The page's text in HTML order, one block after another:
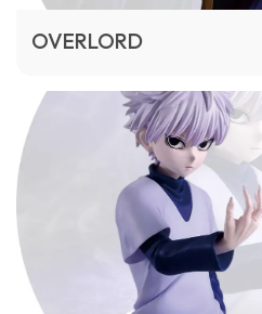
OVERLORD